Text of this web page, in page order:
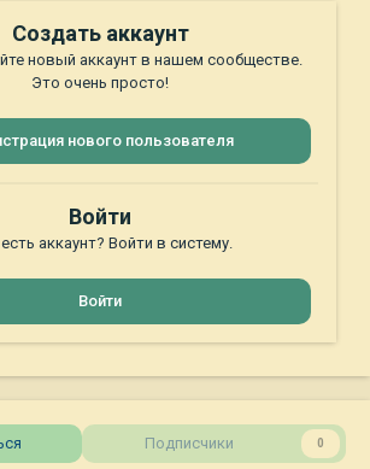
Создать аккаунт
новый аккаунт в нашем сообществе.
Это очень просто!
нового пользователя
Войти
аккаунт? Войти в систему.
Войти
Подписчики 0